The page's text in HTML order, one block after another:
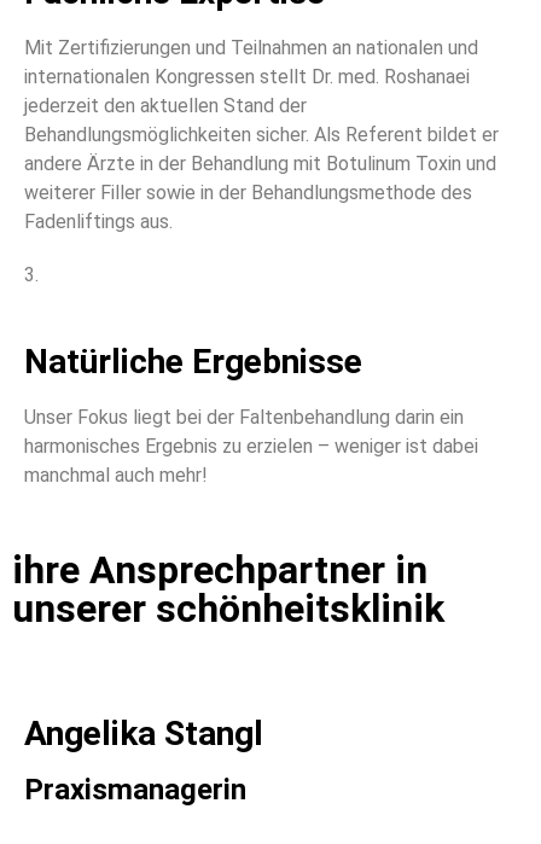
Mit Zertifizierungen und Teilnahmen an nationalen und
internationalen Kongressen stellt Dr. med. Roshanaei
jederzeit den aktuellen Stand der
Behandlungsmöglichkeiten sicher. Als Referent bildet er
andere Ärzte in der Behandlung mit Botulinum Toxin und
weiterer Filler sowie in der Behandlungsmethode des
Fadenliftings aus.
3.
Natürliche Ergebnisse
Unser Fokus liegt bei der Faltenbehandlung darin ein
harmonisches Ergebnis zu erzielen – weniger ist dabei
manchmal auch mehr!
ihre Ansprechpartner in
unserer schönheitsklinik
Angelika Stangl
Praxismanagerin